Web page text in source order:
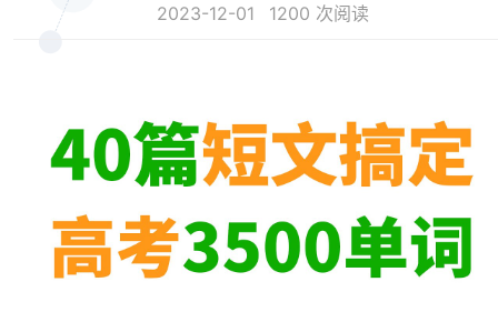
2023-12-01 1200 次阅读